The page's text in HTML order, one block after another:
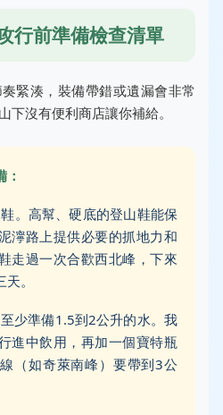
行前準備檢查清單
緊湊，裝備帶錯或遺漏會非常
下沒有便利商店讓你補給。
。高幫、硬底的登山鞋能保
濘路上提供必要的抓地力和
走過一次合歡西北峰，下來
。
至少準備1.5到2公升的水。我
進中飲用，再加一個寶特瓶
（如奇萊南峰）要帶到3公